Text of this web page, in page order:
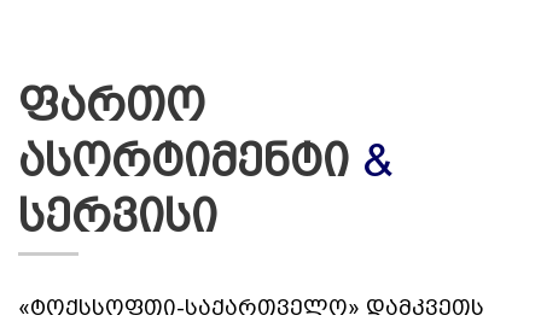
ფართო
ასორტიმენტი &
სერვისი
«ტოქსსოფთი-საქართველო» დამკვეთს